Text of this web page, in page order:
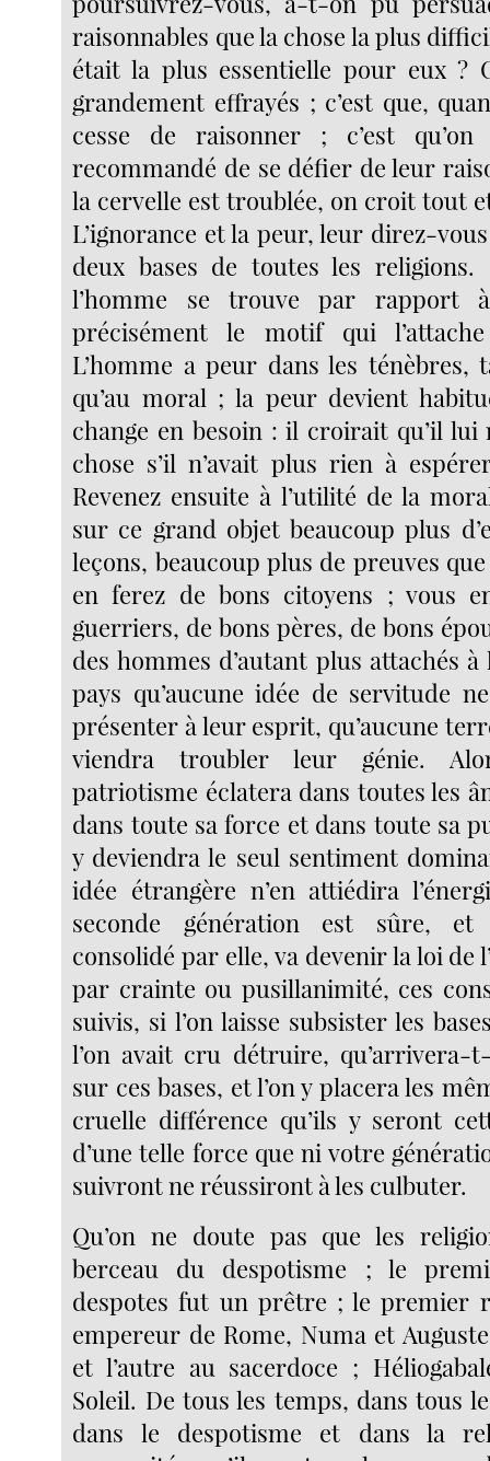
raisonnables que la chose la plus
était la plus essentielle pour eux ?
grandement effrayés ; c’est que,
cesse de raisonner ; c’est
recommandé de se défier de leur
la cervelle est troublée, on croit tout
L’ignorance et la peur, leur direz-
deux bases de toutes les religions.
l’homme se trouve par rapport
précisément le motif qui
L’homme a peur dans les ténèbres,
qu’au moral ; la peur devient
change en besoin : il croirait qu’il lui
chose s’il n’avait plus rien à
Revenez ensuite à l’utilité de la
sur ce grand objet beaucoup plus
leçons, beaucoup plus de preuves
en ferez de bons citoyens ; vous
guerriers, de bons pères, de bons
des hommes d’autant plus attachés
pays qu’aucune idée de servitude
présenter à leur esprit, qu’aucune
viendra troubler leur génie.
patriotisme éclatera dans toutes les
dans toute sa force et dans toute sa
y deviendra le seul sentiment
idée étrangère n’en attiédira
seconde génération est sûre, et
consolidé par elle, va devenir la loi de
par crainte ou pusillanimité, ces
suivis, si l’on laisse subsister les
l’on avait cru détruire, qu’arrivera-
sur ces bases, et l’on y placera les
cruelle différence qu’ils y seront
d’une telle force que ni votre
suivront ne réussiront à les culbuter.
Qu’on ne doute pas que les
berceau du despotisme ; le
despotes fut un prêtre ; le premier
empereur de Rome, Numa et
et l’autre au sacerdoce ;
Soleil. De tous les temps, dans tous
dans le despotisme et dans la